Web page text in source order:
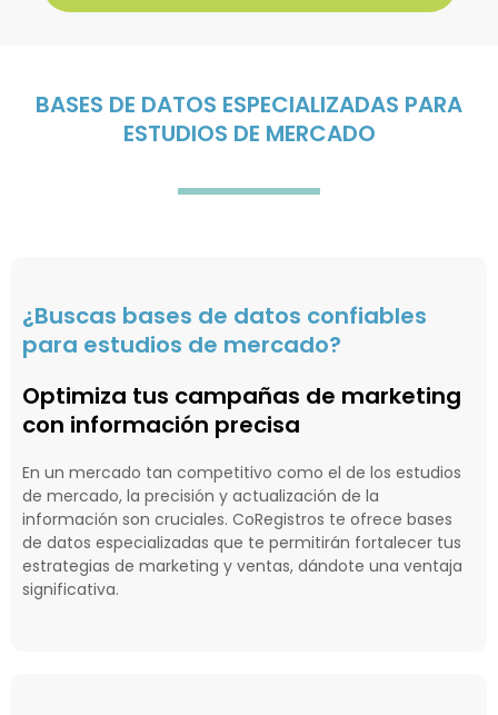
BASES DE DATOS ESPECIALIZADAS PARA
ESTUDIOS DE MERCADO
¿Buscas bases de datos confiables
para estudios de mercado?
Optimiza tus campañas de marketing
con información precisa
En un mercado tan competitivo como el de los estudios
de mercado, la precisión y actualización de la
información son cruciales. CoRegistros te ofrece bases
de datos especializadas que te permitirán fortalecer tus
estrategias de marketing y ventas, dándote una ventaja
significativa.